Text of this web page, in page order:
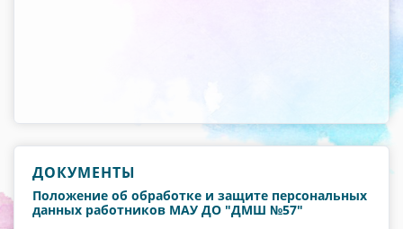
ДОКУМЕНТЫ
Положение об обработке и защите персональных
данных работников МАУ ДО "ДМШ №57"